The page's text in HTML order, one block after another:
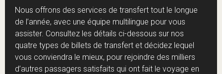
Nous offrons des services de transfert tout le longue
de l’année, avec une équipe multilingue pour vous
assister. Consultez les détails ci-dessous sur nos
quatre types de billets de transfert et décidez lequel
vous conviendra le mieux, pour rejoindre des milliers
d’autres passagers satisfaits qui ont fait le voyage en